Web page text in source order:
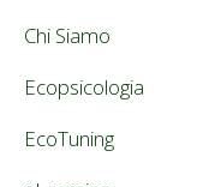
Chi Siamo
Ecopsicologia
EcoTuning